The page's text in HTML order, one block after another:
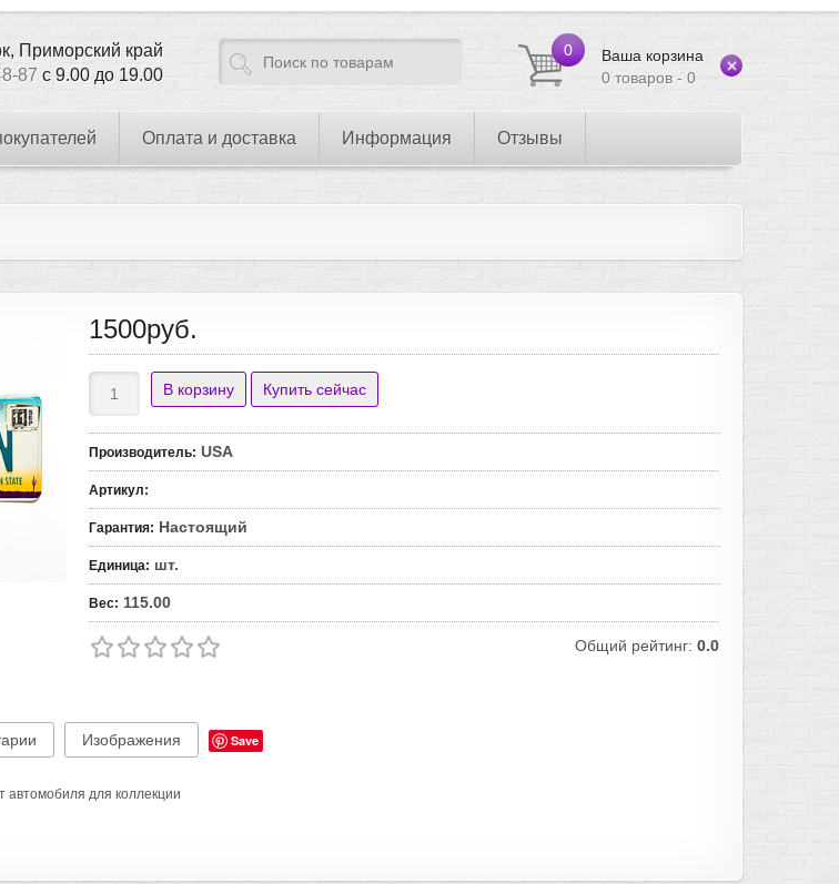
0
Ваша корзина
0 товаров - 0
Приморский край
87 с 9.00 до 19.00
Оплата и доставка Информация Отзывы
1500руб.
Производитель: USA
Артикул:
Гарантия: Настоящий
Единица: шт.
Вес: 115.00
Общий рейтинг: 0.0
Изображения Save
автомобиля для коллекции